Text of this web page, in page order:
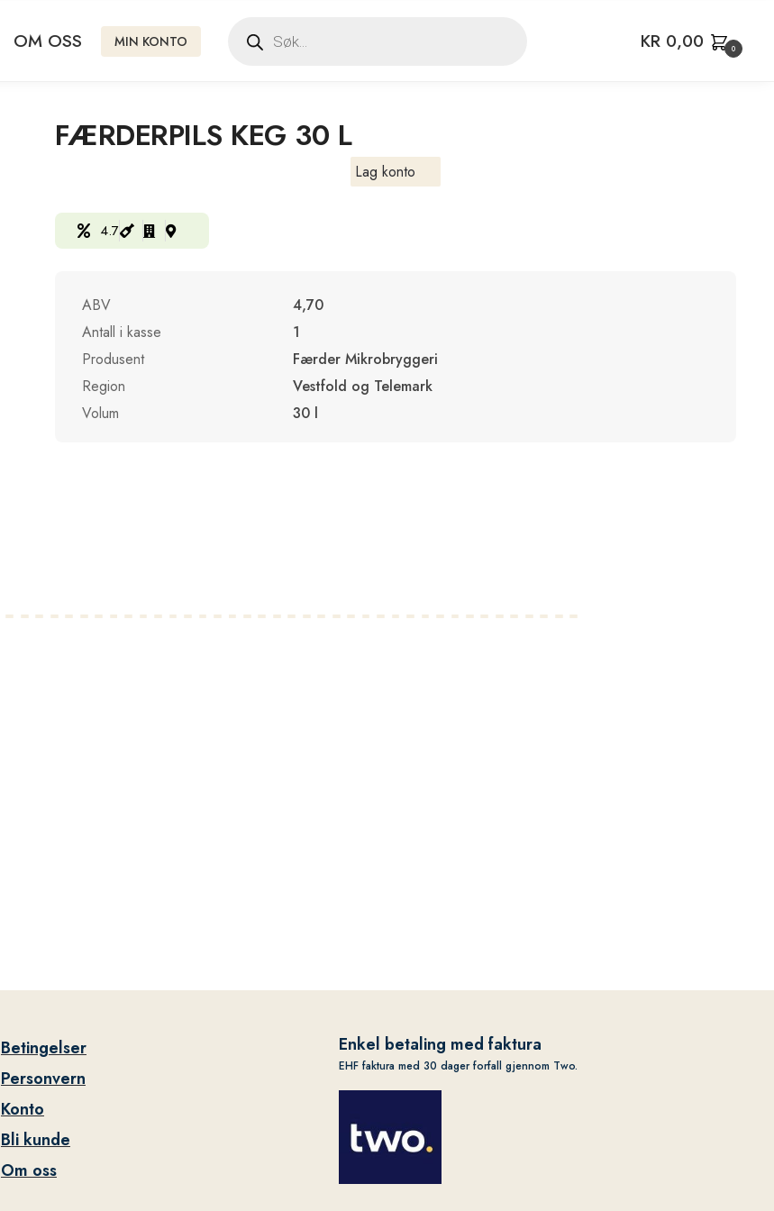
OM OSS MIN KONTO KR 0,00 0
FÆRDERPILS KEG 30 L
Lag konto
4.7
ABV
4,70
Antall i kasse
1
Produsent
Færder Mikrobryggeri
Region
Vestfold og Telemark
Volum
30 l
Betingelser
Personvern
Konto
Bli kunde
Om oss
Enkel betaling med faktura
EHF faktura med 30 dager forfall gjennom Two.